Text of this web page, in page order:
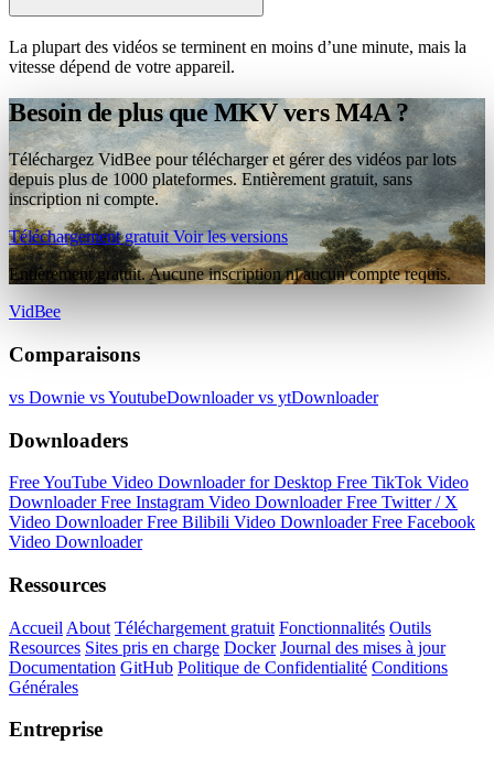
La plupart des vidéos se terminent en moins d’une minute, mais la
vitesse dépend de votre appareil.
Besoin de plus que MKV vers M4A ?
Téléchargez VidBee pour télécharger et gérer des vidéos par lots
depuis plus de 1000 plateformes. Entièrement gratuit, sans
inscription ni compte.
Téléchargement gratuitVoir les versions
Entièrement gratuit. Aucune inscription ni aucun compte requis.
VidBee
Comparaisons
vs Downie vs YoutubeDownloadervs ytDownloader
Downloaders
Free YouTube Video Downloader for Desktop Free TikTok Video
DownloaderFree Instagram Video DownloaderFree Twitter / X
Video DownloaderFree Bilibili Video DownloaderFree Facebook
Video Downloader
Ressources
Accueil About Téléchargement gratuit Fonctionnalités Outils
Resources Sites pris en charge Docker Journal des mises à jour
Documentation GitHub Politique de Confidentialité Conditions
Générales
Entreprise